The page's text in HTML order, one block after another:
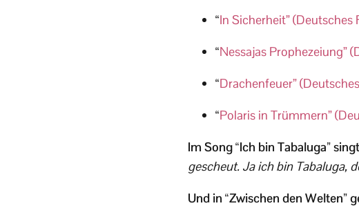
“In Sicherheit”
“Nessajas Prophezeiung”
“Drachenfeuer”
“Polaris in Trümmern”
Im Song “Ich bin Tabaluga”
gescheut. Ja ich bin Tabaluga,
Und in “Zwischen den Welten”